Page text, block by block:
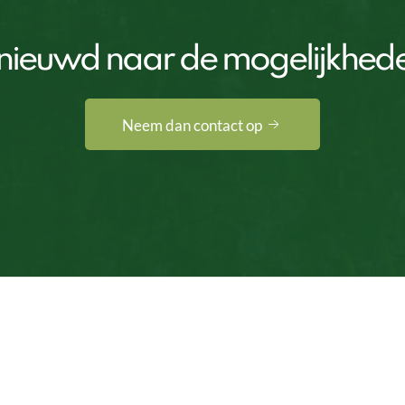
naar de
Neem dan contact op